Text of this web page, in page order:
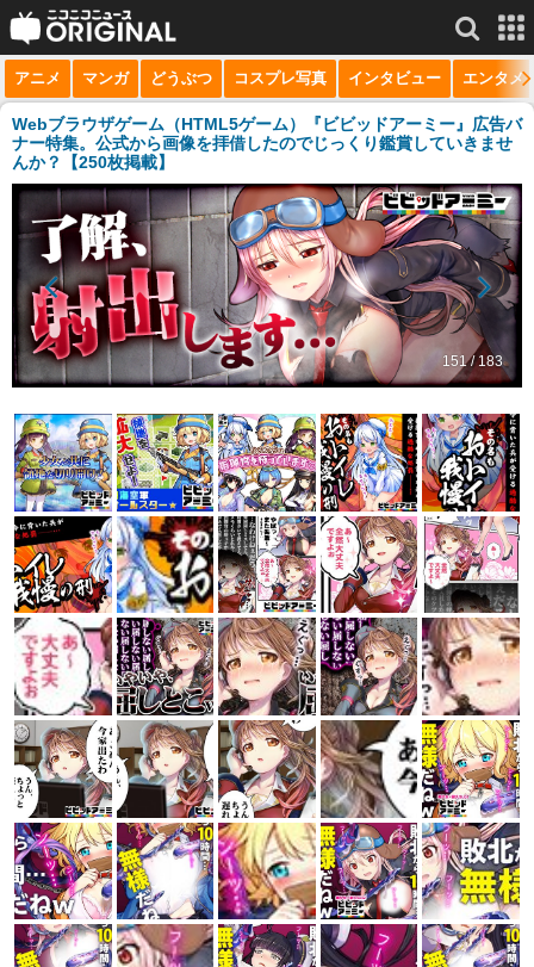
サービス一覧 もっと見る
niconico
動画
生放送
ニュース
チャンネル
マンガ
ニコニコQ
アニメ マンガ どうぶつ コスプレ写真 インタビュー エンタメ
Webブラウザゲーム（HTML5ゲーム）『ビビッドアーミー』広告バ
ナー特集。公式から画像を拝借したのでじっくり鑑賞していきませ
んか？【250枚掲載】
151 / 183